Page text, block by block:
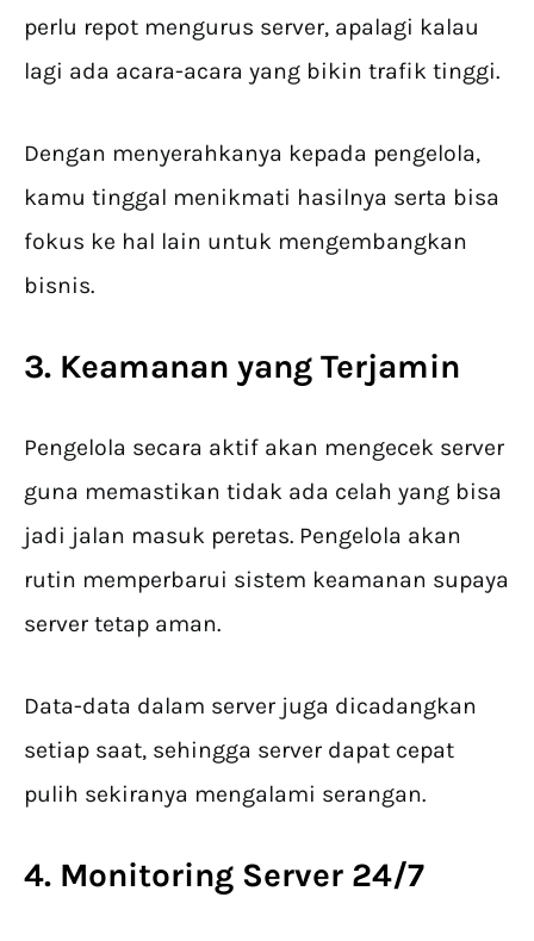
perlu repot mengurus server, apalagi kalau
lagi ada acara-acara yang bikin trafik tinggi.
Dengan menyerahkanya kepada pengelola,
kamu tinggal menikmati hasilnya serta bisa
fokus ke hal lain untuk mengembangkan
bisnis.
3. Keamanan yang Terjamin
Pengelola secara aktif akan mengecek server
guna memastikan tidak ada celah yang bisa
jadi jalan masuk peretas. Pengelola akan
rutin memperbarui sistem keamanan supaya
server tetap aman.
Data-data dalam server juga dicadangkan
setiap saat, sehingga server dapat cepat
pulih sekiranya mengalami serangan.
4. Monitoring Server 24/7